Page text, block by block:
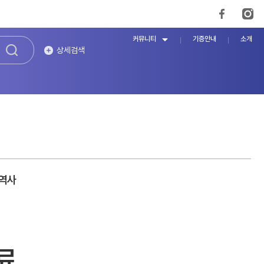
상세검색
커뮤니티 기증안내 소개
사